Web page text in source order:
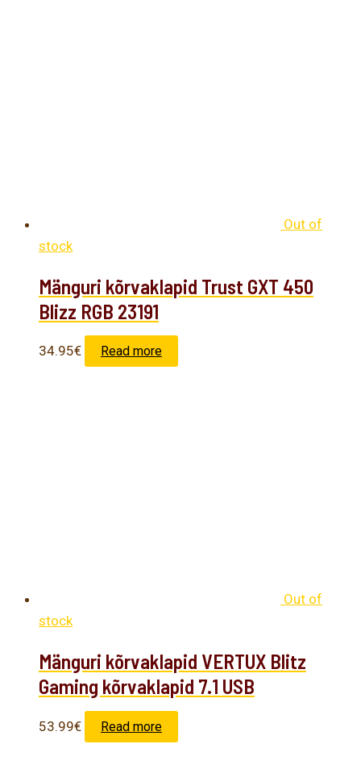
Out of
stock
Mänguri kõrvaklapid Trust GXT 450
Blizz RGB 23191
34.95€ Read more
Out of
stock
Mänguri kõrvaklapid VERTUX Blitz
Gaming kõrvaklapid 7.1 USB
53.99€ Read more